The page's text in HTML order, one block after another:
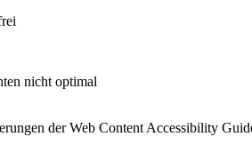
nicht optimal
der Web Content Accessibility